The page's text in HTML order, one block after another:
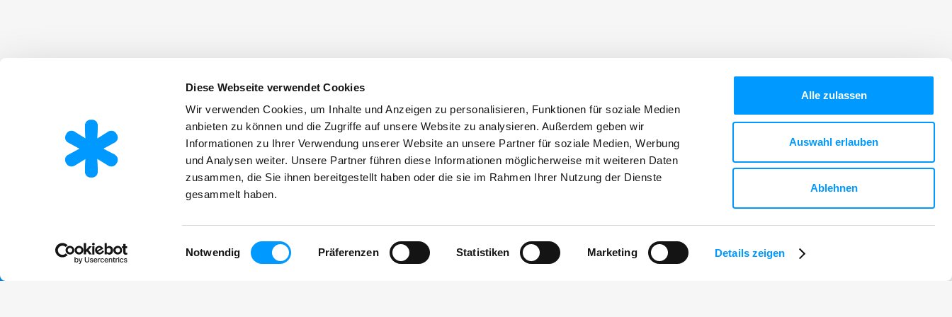
Diese Webseite verwendet Cookies
Wir verwenden Cookies, um Inhalte und Anzeigen zu personalisieren, Funktionen für soziale Medien
anbieten zu können und die Zugriffe auf unsere Website zu analysieren. Außerdem geben wir
Informationen zu Ihrer Verwendung unserer Website an unsere Partner für soziale Medien, Werbung
und Analysen weiter. Unsere Partner führen diese Informationen möglicherweise mit weiteren Daten
zusammen, die Sie ihnen bereitgestellt haben oder die sie im Rahmen Ihrer Nutzung der Dienste
gesammelt haben.
Einwilligungsauswahl
Notwendig Präferenzen Statistiken Marketing Details zeigen
Alle zulassen
Auswahl erlauben
Ablehnen
Produkte
Anwendungen
Über das Unternehmen
Aktuelles
Karriere
Arbeiten bei Frischhut
Ausbildung bei Frischhut
Frischhut GmbH und Co. KG
Franz-Stelzenberger-Str. 9-17
84347 Pfarrkirchen, Deutschland
Kontaktieren
AGBImpressumDatenschutz Barrierefreiheit © Frischhut GmbH und Co. KG2024